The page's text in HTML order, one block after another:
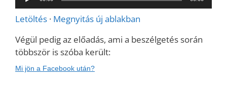
lejátszó
Letöltés · Megnyitás új ablakban
Végül pedig az előadás, ami a beszélgetés során
többször is szóba került:
Mi jön a Facebook után?